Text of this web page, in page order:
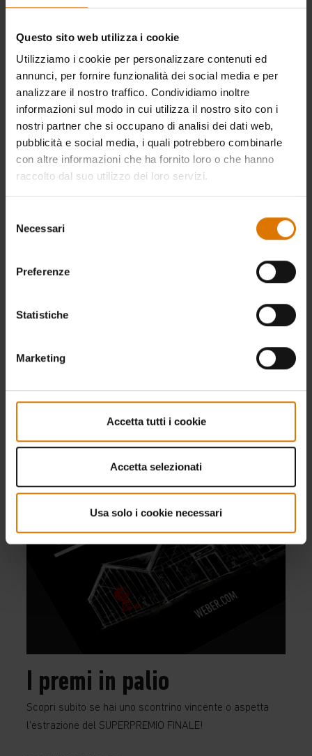
Questo sito web utilizza i cookie
Utilizziamo i cookie per personalizzare contenuti ed
annunci, per fornire funzionalità dei social media e per
analizzare il nostro traffico. Condividiamo inoltre
informazioni sul modo in cui utilizza il nostro sito con i
nostri partner che si occupano di analisi dei dati web,
pubblicità e social media, i quali potrebbero combinarle
con altre informazioni che ha fornito loro o che hanno
raccolto dal suo utilizzo dei loro servizi.
delNecessari
Preferenze
Statistiche
Marketing
Accetta tutti i cookie
Accetta selezionati
Usa solo i cookie necessari
dei nostri Weber Store e conserva lo
Vai su
www.vincineiweberstores.it
e
compila i campi richiesti inserendo il
numero dello scontrino e selezionando
lo store dove hai effettuato l’acquisto.
Se hai vinto segui le istruzioni e ricevi
subito il tuo buono!
superpremio finale!
regolamento completo,
.
I premi in palio
Scopri subito se hai uno scontrino vincente o aspetta
l'estrazione del SUPERPREMIO FINALE!